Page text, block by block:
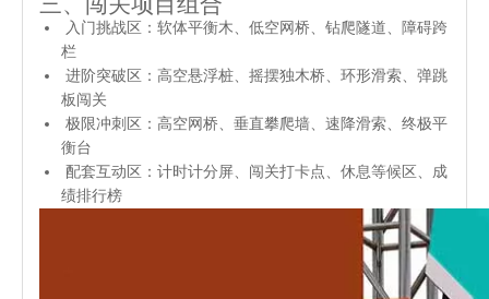
入门挑战区：软体平衡木、低空网桥、钻爬隧道、障碍跨
栏
进阶突破区：高空悬浮桩、摇摆独木桥、环形滑索、弹跳
板闯关
极限冲刺区：高空网桥、垂直攀爬墙、速降滑索、终极平
衡台
配套互动区：计时计分屏、闯关打卡点、休息等候区、成
绩排行榜